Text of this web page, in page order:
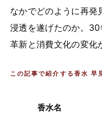
なかでどのように再発
浸透を遂げたのか。
革新と消費文化の変化
この記事で紹介する香水 早
香水名